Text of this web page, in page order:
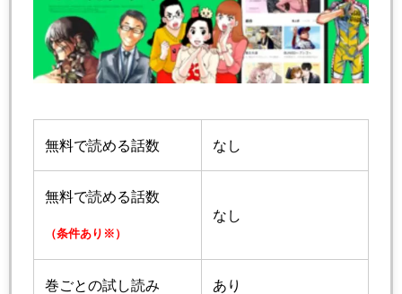
無料で読める話数 なし
無料で読める話数
（条件あり※）
なし
巻ごとの試し読み あり